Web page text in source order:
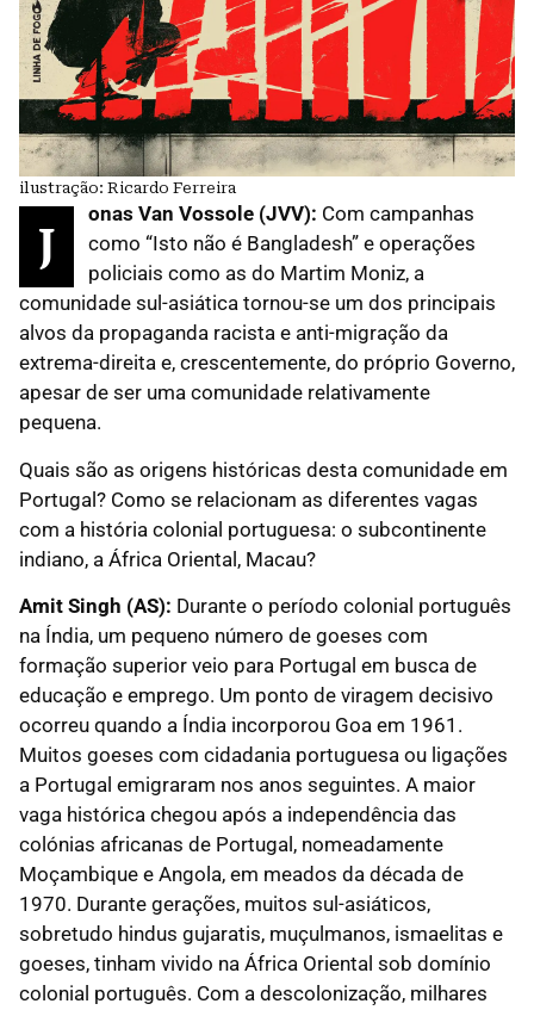
ilustração: Ricardo Ferreira
J onas Van Vossole (JVV): Com campanhas
como “Isto não é Bangladesh” e operações
policiais como as do Martim Moniz, a
comunidade sul-asiática tornou-se um dos principais
alvos da propaganda racista e anti-migração da
extrema-direita e, crescentemente, do próprio Governo,
apesar de ser uma comunidade relativamente
pequena.
Quais são as origens históricas desta comunidade em
Portugal? Como se relacionam as diferentes vagas
com a história colonial portuguesa: o subcontinente
indiano, a África Oriental, Macau?
Amit Singh (AS): Durante o período colonial português
na Índia, um pequeno número de goeses com
formação superior veio para Portugal em busca de
educação e emprego. Um ponto de viragem decisivo
ocorreu quando a Índia incorporou Goa em 1961.
Muitos goeses com cidadania portuguesa ou ligações
a Portugal emigraram nos anos seguintes. A maior
vaga histórica chegou após a independência das
colónias africanas de Portugal, nomeadamente
Moçambique e Angola, em meados da década de
1970. Durante gerações, muitos sul-asiáticos,
sobretudo hindus gujaratis, muçulmanos, ismaelitas e
goeses, tinham vivido na África Oriental sob domínio
colonial português. Com a descolonização, milhares